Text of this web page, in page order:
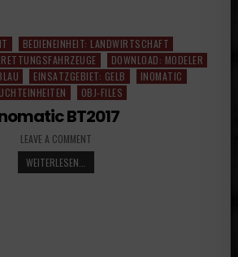
BEDIENEINHEIT: LANDWIRTSCHAFT
DOWNLOAD: MODELER
EINSATZGEBIET: GELB
INOMATIC
OBJ-FILES
BT2017
LEAVE A COMMENT
WEITERLESEN...